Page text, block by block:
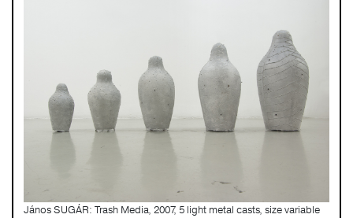
János SUGÁR: Trash Media, 2007, 5 light metal casts, size variable